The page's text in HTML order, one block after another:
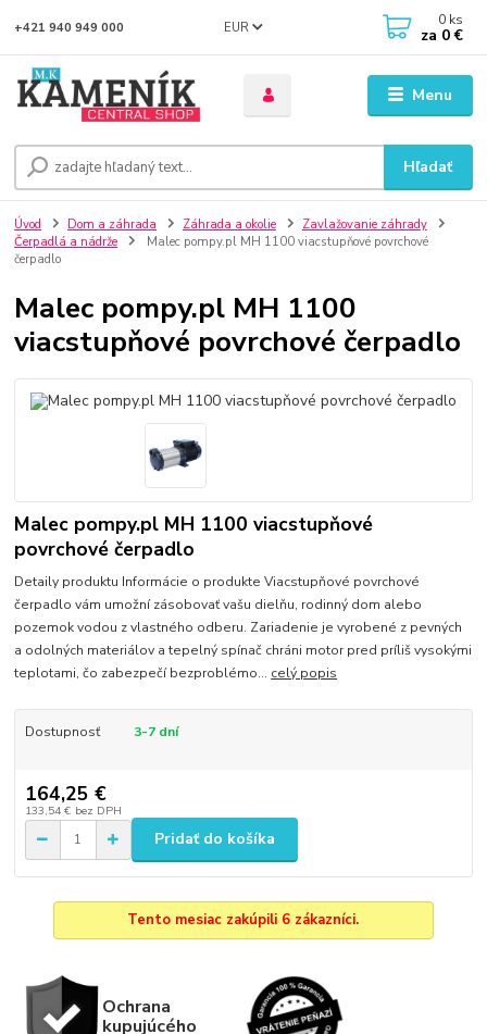
Menu
EUR
Hľadať
+421 940 949 000 0 ks
za 0 €
Úvod Dom a záhrada Záhrada a okolie
Zavlažovanie záhrady
Čerpadlá a nádrže
Malec pompy.pl MH 1100 viacstupňové povrchové
čerpadlo
Malec pompy.pl MH 1100
viacstupňové povrchové čerpadlo
Malec pompy.pl MH 1100 viacstupňové
povrchové čerpadlo
Detaily produktu Informácie o produkte Viacstupňové povrchové
čerpadlo vám umožní zásobovať vašu dielňu, rodinný dom alebo
pozemok vodou z vlastného odberu. Zariadenie je vyrobené z pevných
a odolných materiálov a tepelný spínač chráni motor pred príliš vysokými
teplotami, čo zabezpečí bezproblémo... celý popis
Dostupnosť 3-7 dní
164,25 €
133,54 € bez DPH
Pridať do košíka
Tento mesiac zakúpili 6 zákazníci.
Ochrana
kupujúcého